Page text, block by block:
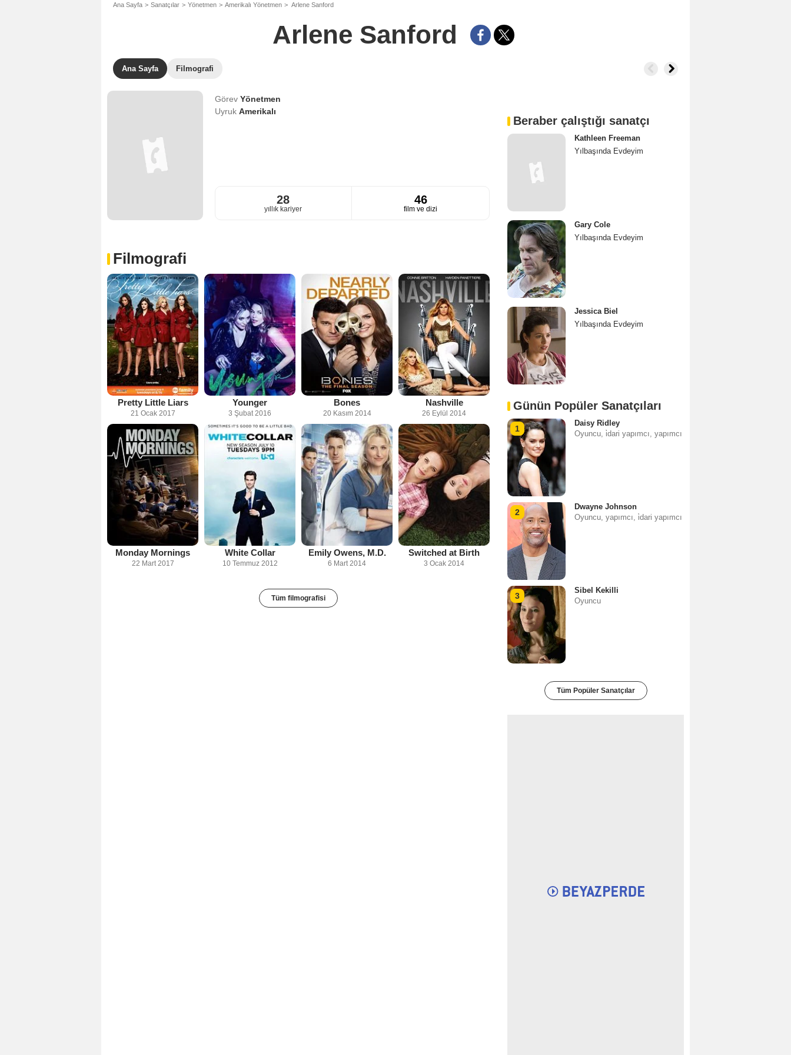
Ana Sayfa Sanatçılar Yönetmen Amerikalı Yönetmen Arlene Sanford
Arlene Sanford
Ana Sayfa Filmografi
Görev Yönetmen
Uyruk Amerikalı
28
yıllık kariyer
46
film ve dizi
Filmografi
Pretty Little Liars
21 Ocak 2017
Younger
3 Şubat 2016
Bones
20 Kasım 2014
Nashville
26 Eylül 2014
Monday Mornings
22 Mart 2017
White Collar
10 Temmuz 2012
Emily Owens, M.D.
6 Mart 2014
Switched at Birth
3 Ocak 2014
Tüm filmografisi
Beraber çalıştığı sanatçı
Kathleen Freeman
Yılbaşında Evdeyim
Gary Cole
Yılbaşında Evdeyim
Jessica Biel
Yılbaşında Evdeyim
Günün Popüler Sanatçıları
1
Daisy Ridley
Oyuncu, i̇dari yapımcı, yapımcı
2
Dwayne Johnson
Oyuncu, yapımcı, i̇dari yapımcı
3
Sibel Kekilli
Oyuncu
Tüm Popüler Sanatçılar